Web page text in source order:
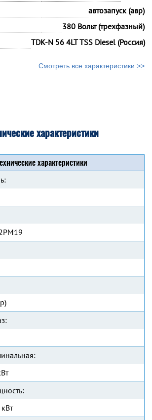
автозапуск (авр)
380 Вольт (трехфазный)
TDK-N 56 4LT TSS Diesel (Россия)
Смотреть все характеристики >>
характеристики
характеристики